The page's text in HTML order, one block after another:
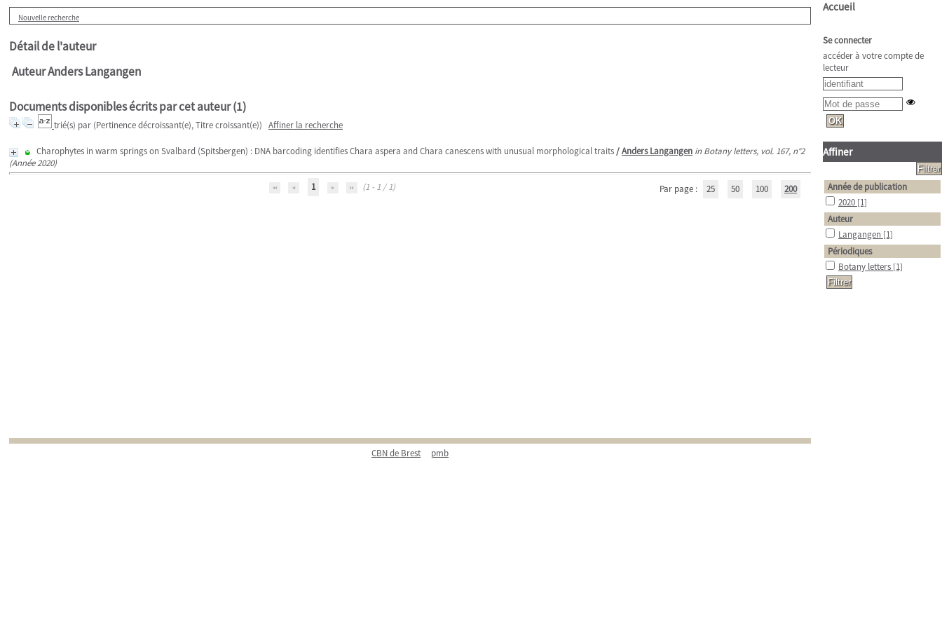
Nouvelle recherche
Détail de l'auteur
Auteur Anders Langangen
Documents disponibles écrits par cet auteur (1)
trié(s) par (Pertinence décroissant(e), Titre croissant(e)) Affiner la recherche
Charophytes in warm springs on Svalbard (Spitsbergen) : DNA barcoding identifies Chara aspera and Chara canescens with unusual morphological traits/Anders Langangen in Botany letters, vol. 167, n°2
(Année 2020)
1
(1 - 1 / 1) Par page : 25 50 100 200
CBN de Brest pmb
Accueil
Se connecter
accéder à votre compte de
lecteur
Affiner
Année de publication
2020 [1]
Auteur
Langangen [1]
Périodiques
Botany letters [1]